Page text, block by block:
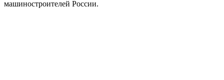
машиностроителей России.